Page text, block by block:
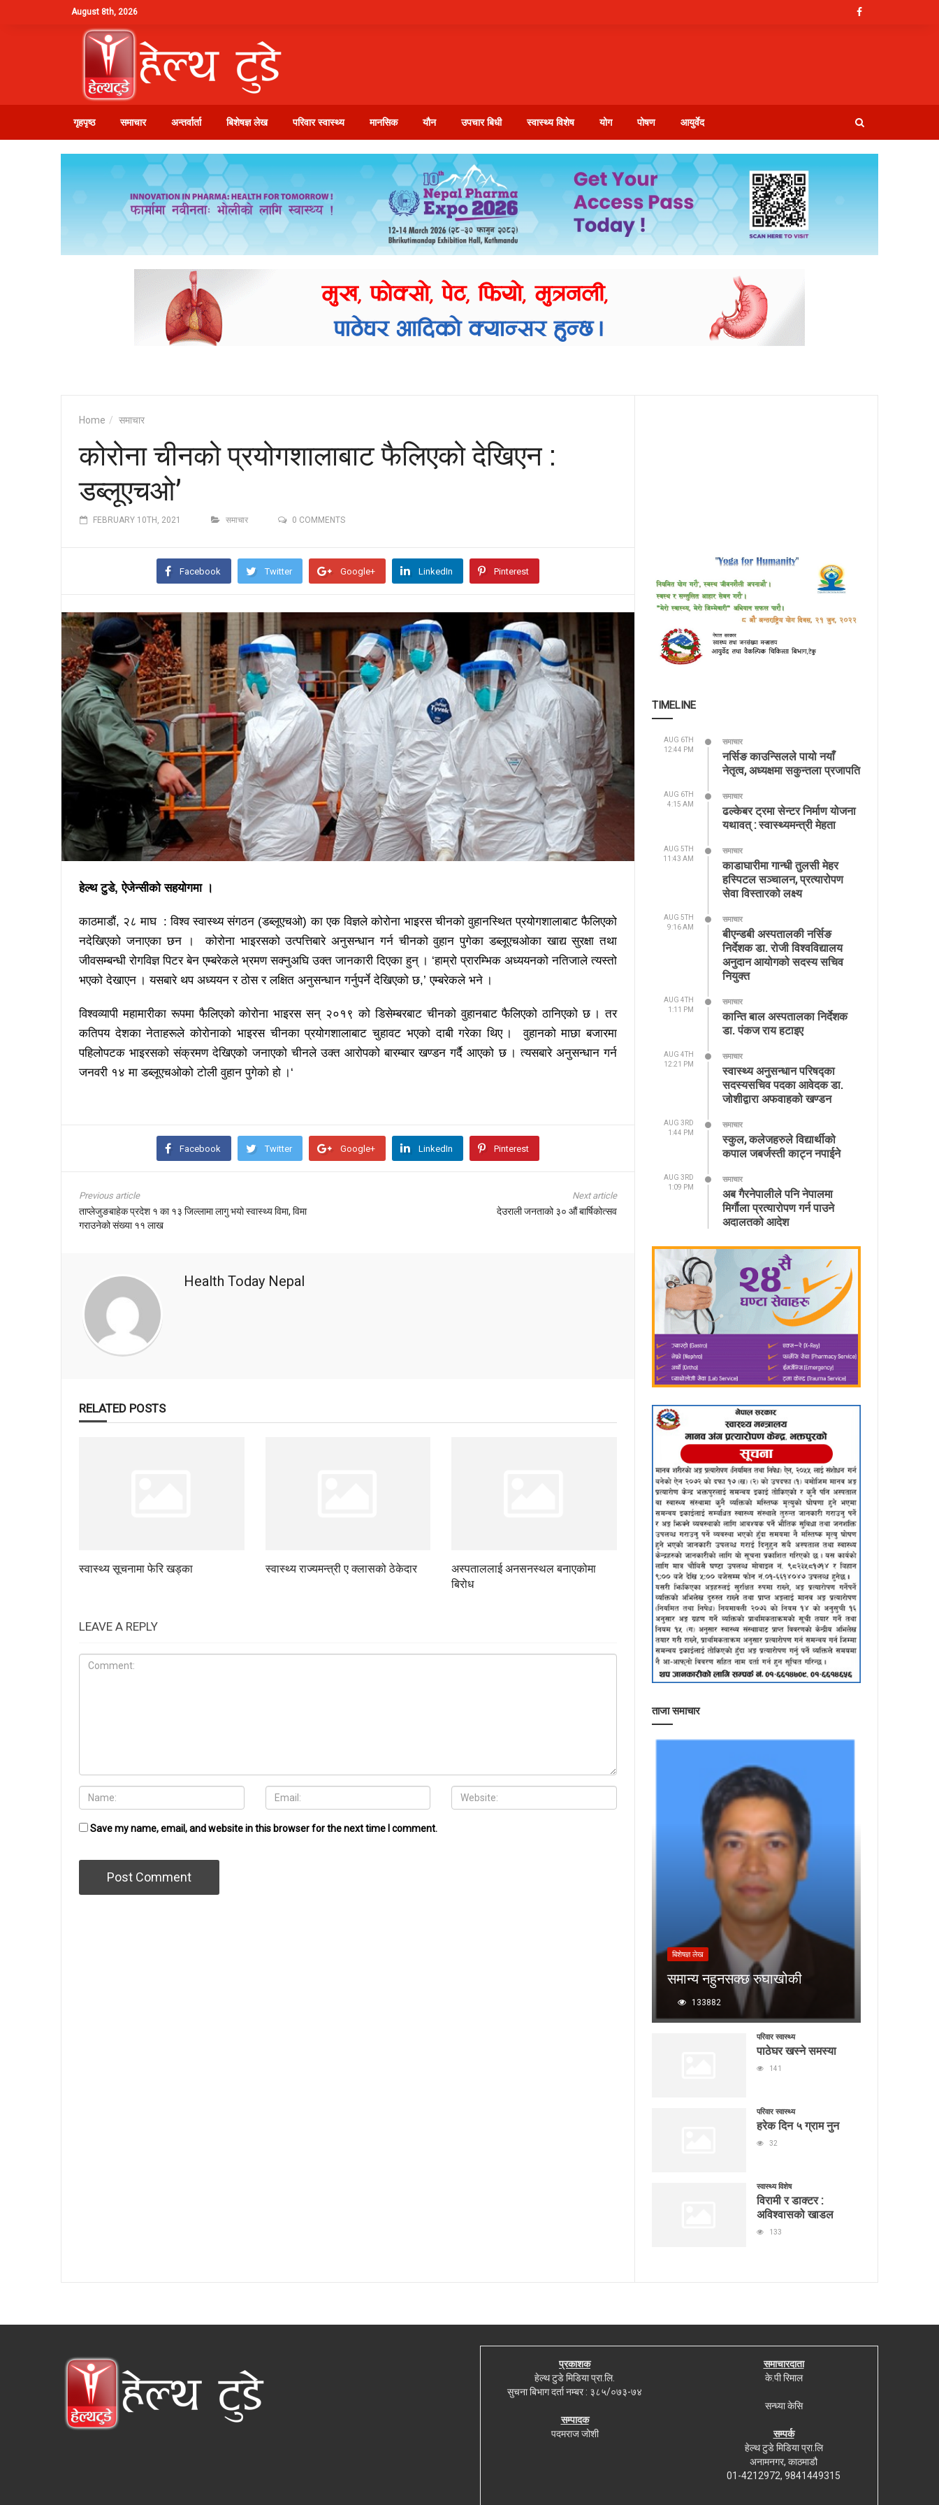
August 8th, 2026
गृहपृष्ठ समाचार अन्तर्वार्ता बिशेषज्ञ लेख परिवार स्वास्थ्य मानसिक यौन उपचार बिधी स्वास्थ्य विशेष योग पोषण आयुर्वेद
Home समाचार
कोरोना चीनको प्रयोगशालाबाट फैलिएको देखिएन :
डब्लूएचओ’
FEBRUARY 10TH, 2021 समाचार 0 COMMENTS
Facebook Twitter Google+ LinkedIn Pinterest
हेल्थ टुडे, ऐजेन्सीको सहयोगमा ।
काठमाडौं, २८ माघ : विश्व स्वास्थ्य संगठन (डब्लूएचओ) का एक विज्ञले कोरोना भाइरस चीनको वुहानस्थित प्रयोगशालाबाट फैलिएको
नदेखिएको जनाएका छन । कोरोना भाइरसको उत्पत्तिबारे अनुसन्धान गर्न चीनको वुहान पुगेका डब्लूएचओका खाद्य सुरक्षा तथा
जीवसम्बन्धी रोगविज्ञ पिटर बेन एम्बरेकले भ्रमण सक्नुअघि उक्त जानकारी दिएका हुन् । ‘हाम्रो प्रारम्भिक अध्ययनको नतिजाले त्यस्तो
भएको देखाएन । यसबारे थप अध्ययन र ठोस र लक्षित अनुसन्धान गर्नुपर्ने देखिएको छ,’ एम्बरेकले भने ।
विश्वव्यापी महामारीका रूपमा फैलिएको कोरोना भाइरस सन् २०१९ को डिसेम्बरबाट चीनको वुहानबाट फैलिएको ठानिएको छ । तर
कतिपय देशका नेताहरूले कोरोनाको भाइरस चीनका प्रयोगशालाबाट चुहावट भएको दाबी गरेका थिए । वुहानको माछा बजारमा
पहिलोपटक भाइरसको संक्रमण देखिएको जनाएको चीनले उक्त आरोपको बारम्बार खण्डन गर्दै आएको छ । त्यसबारे अनुसन्धान गर्न
जनवरी १४ मा डब्लूएचओको टोली वुहान पुगेको हो ।‘
Facebook Twitter Google+ LinkedIn Pinterest
Previous article
ताप्लेजुङबाहेक प्रदेश १ का १३ जिल्लामा लागु भयो स्वास्थ्य विमा, विमा
गराउनेको संख्या ११ लाख
Next article
देउराली जनताको ३० औं बार्षिकोत्सव
Health Today Nepal
RELATED POSTS
स्वास्थ्य सूचनामा फेरि खड्का स्वास्थ्य राज्यमन्त्री ए क्लासको ठेकेदार
अस्पताललाई अनसनस्थल बनाएकोमा
बिरोध
LEAVE A REPLY
Save my name, email, and website in this browser for the next time I comment.
TIMELINE
AUG 6TH
12:44 PM
समाचार
नर्सिङ काउन्सिलले पायो नयाँ
नेतृत्व, अध्यक्षमा सकुन्तला प्रजापति
AUG 6TH
4:15 AM
समाचार
ढल्केबर ट्रमा सेन्टर निर्माण योजना
यथावत् : स्वास्थ्यमन्त्री मेहता
AUG 5TH
11:43 AM
समाचार
काडाघारीमा गान्धी तुलसी मेहर
हस्पिटल सञ्चालन, प्रत्यारोपण
सेवा विस्तारको लक्ष्य
AUG 5TH
9:16 AM
समाचार
बीएन्डबी अस्पतालकी नर्सिङ
निर्देशक डा. रोजी विश्वविद्यालय
अनुदान आयोगको सदस्य सचिव
नियुक्त
AUG 4TH
1:11 PM
समाचार
कान्ति बाल अस्पतालका निर्देशक
डा. पंकज राय हटाइए
AUG 4TH
12:21 PM
समाचार
स्वास्थ्य अनुसन्धान परिषद्का
सदस्यसचिव पदका आवेदक डा.
जोशीद्वारा अफवाहको खण्डन
AUG 3RD
1:44 PM
समाचार
स्कुल, कलेजहरुले विद्यार्थीको
कपाल जबर्जस्ती काट्न नपाईने
AUG 3RD
1:09 PM
समाचार
अब गैरनेपालीले पनि नेपालमा
मिर्गौला प्रत्यारोपण गर्न पाउने
अदालतको आदेश
ताजा समाचार
बिशेषज्ञ लेख
समान्य नहुनसक्छ रुघाखोकी
133882
परिवार स्वास्थ्य
पाठेघर खस्ने समस्या
141
परिवार स्वास्थ्य
हरेक दिन ५ ग्राम नुन
32
स्वास्थ्य विशेष
विरामी र डाक्टर :
अविश्वासको खाडल
133
प्रकाशक
हेल्थ टुडे मिडिया प्रा.लि.
सुचना बिभाग दर्ता नम्बर : ३८५/०७३-७४
सम्पादक
पदमराज जोशी
समाचारदाता
के.पी रिमाल
सन्ध्या केसि
सम्पर्क
हेल्थ टुडे मिडिया प्रा.लि
अनामनगर, काठमाडौ
01-4212972, 9841449315